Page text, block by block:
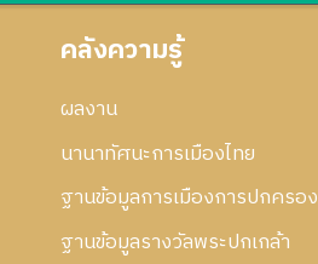
คลังความรู้
ผลงาน
นานาทัศนะการเมืองไทย
ฐานข้อมูลการเมืองการปกครอง
ฐานข้อมูลรางวัลพระปกเกล้า